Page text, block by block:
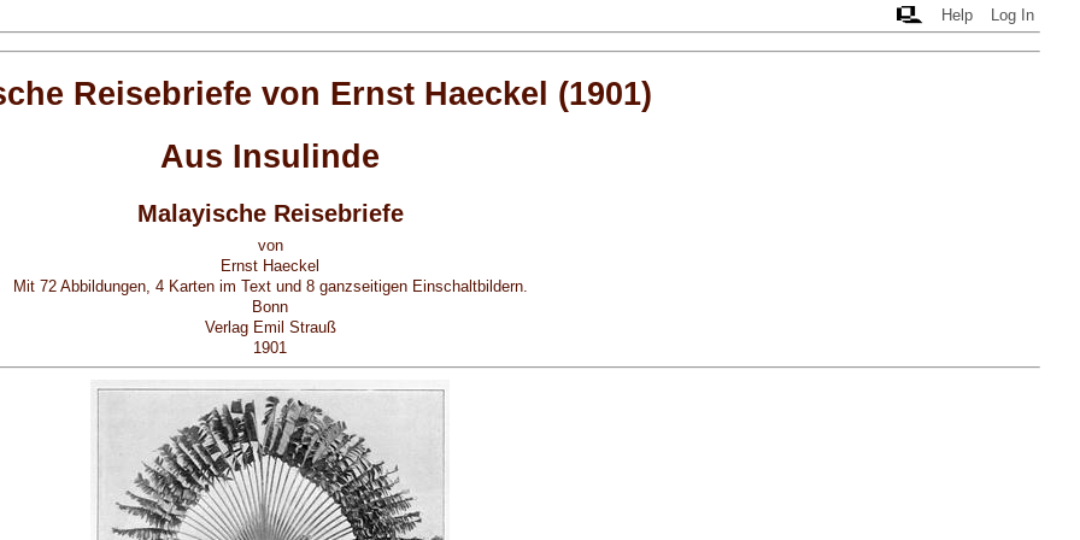
Help Log In
Reisebriefe von Ernst Haeckel (1901)
Aus Insulinde
Malayische Reisebriefe
von
Ernst Haeckel
Mit 72 Abbildungen, 4 Karten im Text und 8 ganzseitigen Einschaltbildern.
Bonn
Verlag Emil Strauß
1901